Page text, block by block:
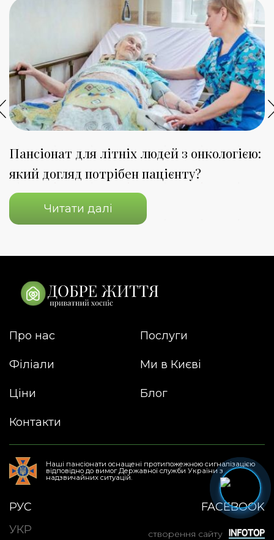
Пансіонат для літніх людей з онкологією:
який догляд потрібен пацієнту?
Читати далі
Про нас Послуги
Філіали Ми в Києві
Ціни Блог
Контакти
Наші пансіонати оснащені протипожежною сигналізацією
відповідно до вимог Державної служби України з
надзвичайних ситуацій.
РУС
УКР
FACEBOOK
створення сайту